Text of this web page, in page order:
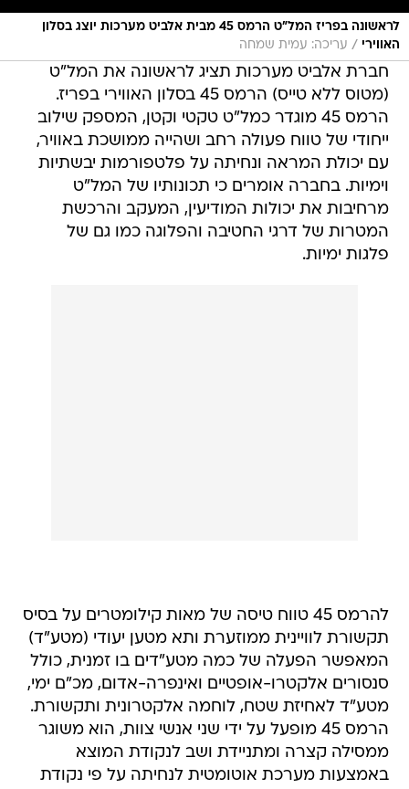
לראשונה בפריז המל"ט הרמס 45 מבית אלביט מערכות יוצג בסלון
האווירי / עריכה: עמית שמחה
חברת אלביט מערכות תציג לראשונה את המל"ט
(מטוס ללא טייס) הרמס 45 בסלון האווירי בפריז.
הרמס 45 מוגדר כמל"ט טקטי וקטן, המספק שילוב
ייחודי של טווח פעולה רחב ושהייה ממושכת באוויר,
עם יכולת המראה ונחיתה על פלטפורמות יבשתיות
וימיות. בחברה אומרים כי תכונותיו של המל"ט
מרחיבות את יכולות המודיעין, המעקב והרכשת
המטרות של דרגי החטיבה והפלוגה כמו גם של
פלגות ימיות.
להרמס 45 טווח טיסה של מאות קילומטרים על בסיס
תקשורת לוויינית ממוזערת ותא מטען יעודי (מטע"ד)
המאפשר הפעלה של כמה מטע"דים בו זמנית, כולל
סנסורים אלקטרו-אופטיים ואינפרה-אדום, מכ"ם ימי,
מטע"ד לאחיזת שטח, לוחמה אלקטרונית ותקשורת.
הרמס 45 מופעל על ידי שני אנשי צוות, הוא משוגר
ממסילה קצרה ומתניידת ושב לנקודת המוצא
באמצעות מערכת אוטומטית לנחיתה על פי נקודת